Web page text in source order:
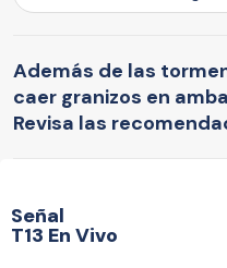
Además de las
caer granizos en
Revisa las
Señal
T13 En Vivo